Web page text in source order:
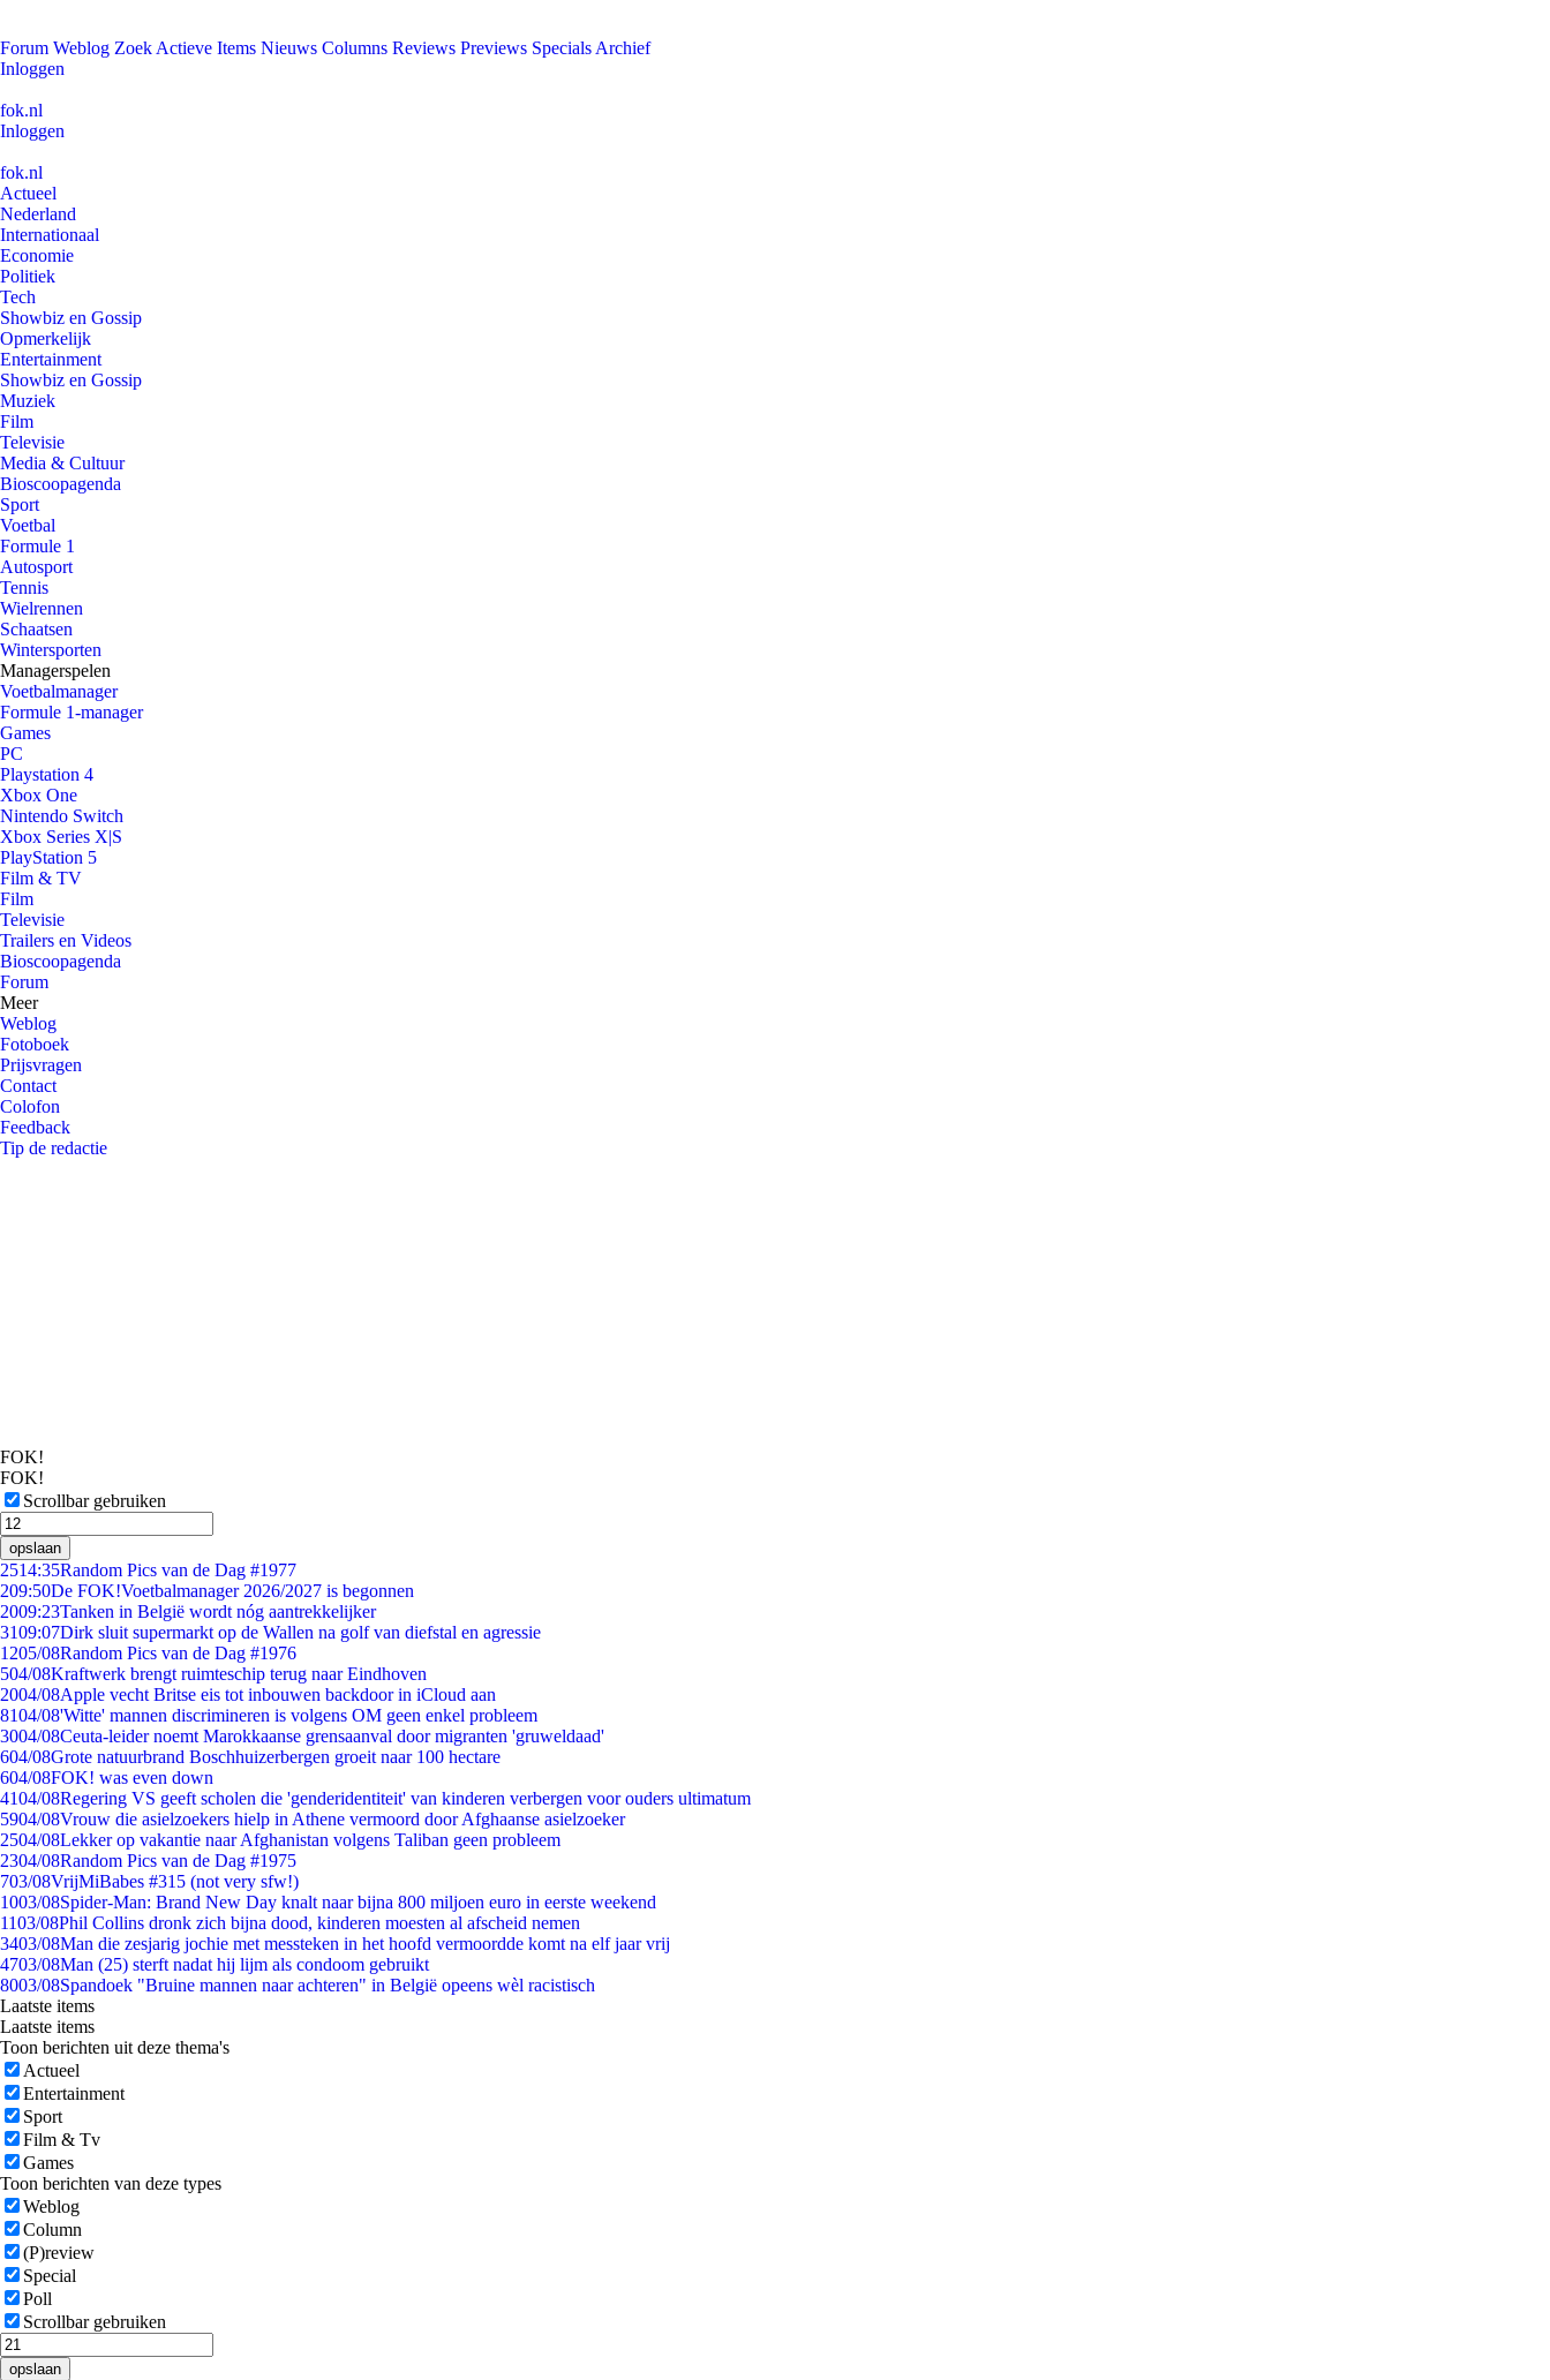
Forum Weblog Zoek Actieve Items Nieuws Columns Reviews Previews Specials Archief
Inloggen
fok.nl
Inloggen
fok.nl
Actueel
Nederland
Internationaal
Economie
Politiek
Tech
Showbiz en Gossip
Opmerkelijk
Entertainment
Showbiz en Gossip
Muziek
Film
Televisie
Media & Cultuur
Bioscoopagenda
Sport
Voetbal
Formule 1
Autosport
Tennis
Wielrennen
Schaatsen
Wintersporten
Managerspelen
Voetbalmanager
Formule 1-manager
Games
PC
Playstation 4
Xbox One
Nintendo Switch
Xbox Series X|S
PlayStation 5
Film & TV
Film
Televisie
Trailers en Videos
Bioscoopagenda
Forum
Meer
Weblog
Fotoboek
Prijsvragen
Contact
Colofon
Feedback
Tip de redactie
FOK!
FOK!
Scrollbar gebruiken
opslaan
2514:35Random Pics van de Dag #1977
209:50De FOK!Voetbalmanager 2026/2027 is begonnen
2009:23Tanken in België wordt nóg aantrekkelijker
3109:07Dirk sluit supermarkt op de Wallen na golf van diefstal en agressie
1205/08Random Pics van de Dag #1976
504/08Kraftwerk brengt ruimteschip terug naar Eindhoven
2004/08Apple vecht Britse eis tot inbouwen backdoor in iCloud aan
8104/08'Witte' mannen discrimineren is volgens OM geen enkel probleem
3004/08Ceuta-leider noemt Marokkaanse grensaanval door migranten 'gruweldaad'
604/08Grote natuurbrand Boschhuizerbergen groeit naar 100 hectare
604/08FOK! was even down
4104/08Regering VS geeft scholen die 'genderidentiteit' van kinderen verbergen voor ouders ultimatum
5904/08Vrouw die asielzoekers hielp in Athene vermoord door Afghaanse asielzoeker
2504/08Lekker op vakantie naar Afghanistan volgens Taliban geen probleem
2304/08Random Pics van de Dag #1975
703/08VrijMiBabes #315 (not very sfw!)
1003/08Spider-Man: Brand New Day knalt naar bijna 800 miljoen euro in eerste weekend
1103/08Phil Collins dronk zich bijna dood, kinderen moesten al afscheid nemen
3403/08Man die zesjarig jochie met messteken in het hoofd vermoordde komt na elf jaar vrij
4703/08Man (25) sterft nadat hij lijm als condoom gebruikt
8003/08Spandoek "Bruine mannen naar achteren" in België opeens wèl racistisch
Laatste items
Laatste items
Toon berichten uit deze thema's
Actueel
Entertainment
Sport
Film & Tv
Games
Toon berichten van deze types
Weblog
Column
(P)review
Special
Poll
Scrollbar gebruiken
opslaan